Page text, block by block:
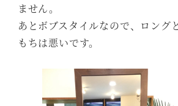
ません。
あとボブスタイルなので、ロング
もちは悪いです。